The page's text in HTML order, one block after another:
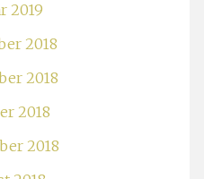
2019
2018
2018
2018
2018